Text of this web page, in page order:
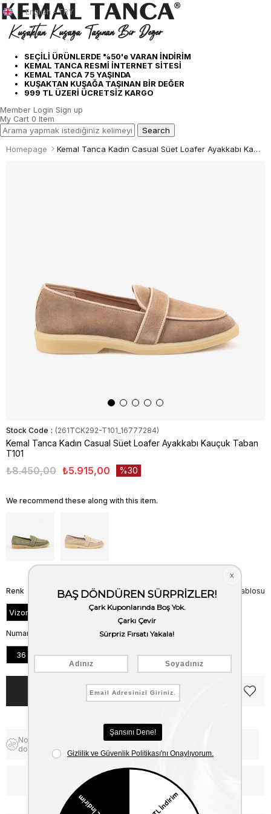
SEÇİLİ ÜRÜNLERDE %50'e VARAN İNDİRİM
KEMAL TANCA RESMİ İNTERNET SİTESİ
KEMAL TANCA 75 YAŞINDA
KUŞAKTAN KUŞAĞA TAŞINAN BİR DEĞER
999 TL ÜZERİ ÜCRETSİZ KARGO
English - TRY
Member Login Sign up
My Cart 0 Item
Homepage Kemal Tanca Kadın Casual Süet Loafer Ayakkabı Kauçuk Taban T101
Stock Code (261TCK292-T101_16777284)
Kemal Tanca Kadın Casual Süet Loafer Ayakkabı Kauçuk Taban
T101
₺8.450,00 ₺5.915,00 30
We recommend these along with this item.
Beden Tablosu
Renk
Vizon Süet
Numara
36 37 38 39 40 41
Notify me when the price goes
down
WhatsApp’tan Bilgi Al